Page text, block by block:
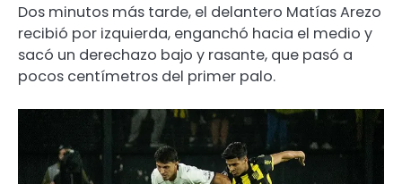
Dos minutos más tarde, el delantero Matías Arezo
recibió por izquierda, enganchó hacia el medio y
sacó un derechazo bajo y rasante, que pasó a
pocos centímetros del primer palo.